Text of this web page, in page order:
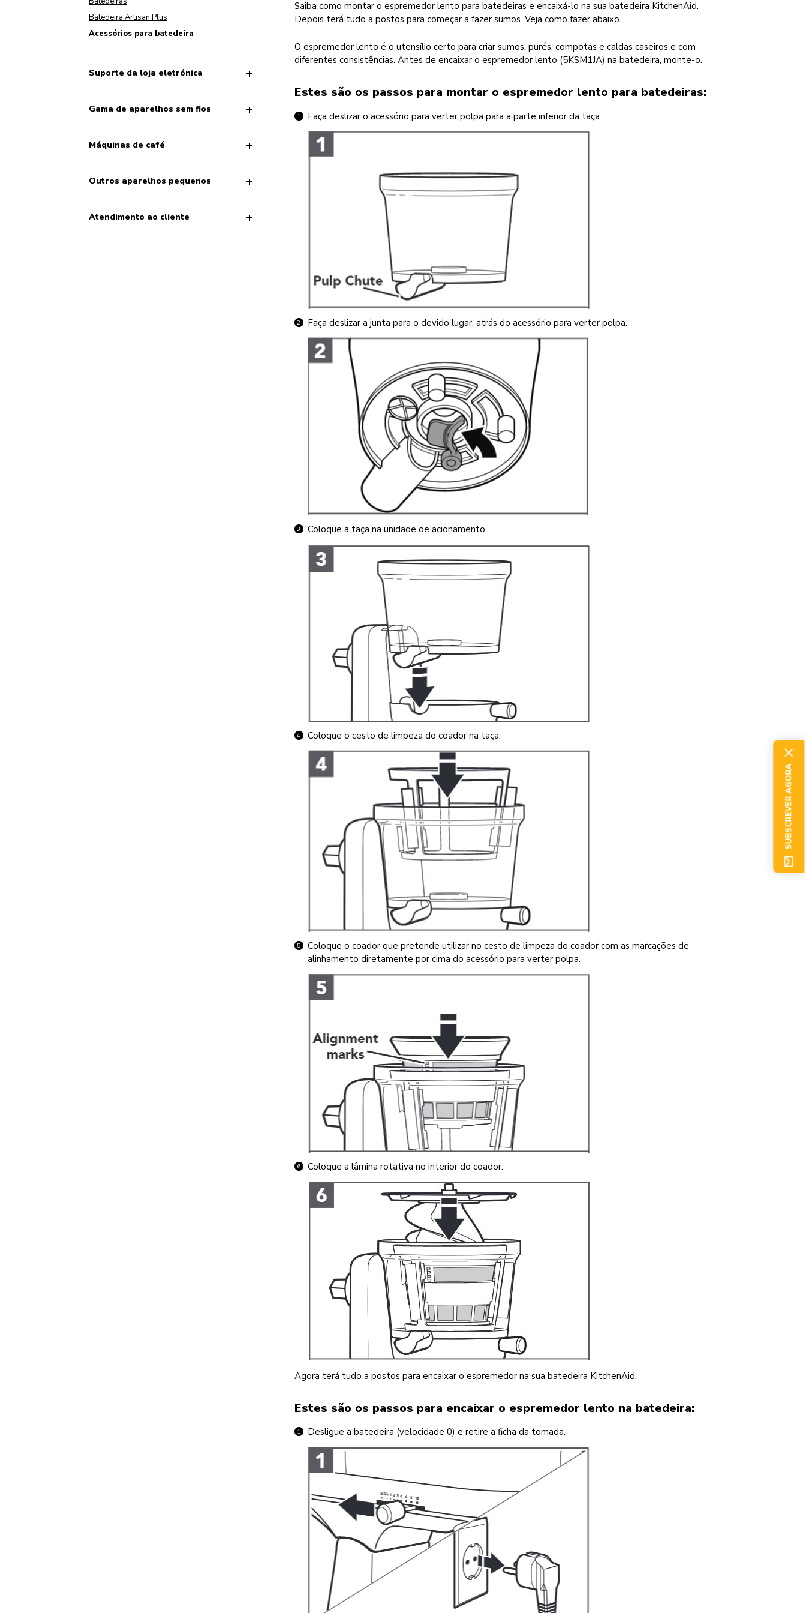
Saiba como montar o espremedor lento para batedeiras e encaixá-lo na sua batedeira KitchenAid.
Depois terá tudo a postos para começar a fazer sumos. Veja como fazer abaixo.
O espremedor lento é o utensílio certo para criar sumos, purés, compotas e caldas caseiros e com
diferentes consistências. Antes de encaixar o espremedor lento (5KSM1JA) na batedeira, monte-o.
Estes são os passos para montar o espremedor lento para batedeiras:
Faça deslizar o acessório para verter polpa para a parte inferior da taça
Faça deslizar a junta para o devido lugar, atrás do acessório para verter polpa.
Coloque a taça na unidade de acionamento.
Coloque o cesto de limpeza do coador na taça.
Coloque o coador que pretende utilizar no cesto de limpeza do coador com as marcações de
alinhamento diretamente por cima do acessório para verter polpa.
Coloque a lâmina rotativa no interior do coador.
Agora terá tudo a postos para encaixar o espremedor na sua batedeira KitchenAid.
Estes são os passos para encaixar o espremedor lento na batedeira:
Desligue a batedeira (velocidade 0) e retire a ficha da tomada.
Batedeira Artisan Plus
Acessórios para batedeira
Suporte da loja eletrónica
Gama de aparelhos sem fios
Máquinas de café
Outros aparelhos pequenos
Atendimento ao cliente
SUBSCREVER AGORA